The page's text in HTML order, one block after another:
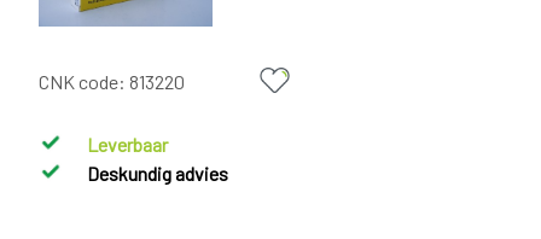
CNK code: 813220
Leverbaar
Deskundig advies